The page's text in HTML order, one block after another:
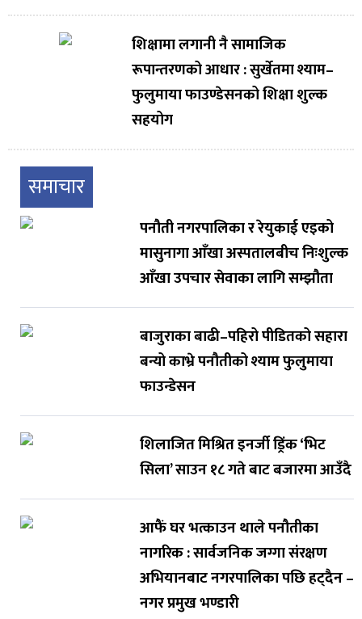
शिक्षामा लगानी नै सामाजिक
रूपान्तरणको आधार : सुर्खेतमा श्याम–
फुलुमाया फाउण्डेसनको शिक्षा शुल्क
सहयोग
समाचार
पनौती नगरपालिका र रेयुकाई एइको
मासुनागा आँखा अस्पतालबीच निःशुल्क
आँखा उपचार सेवाका लागि सम्झौता
बाजुराका बाढी–पहिरो पीडितको सहारा
बन्यो काभ्रे पनौतीको श्याम फुलुमाया
फाउन्डेसन
शिलाजित मिश्रित इनर्जी ड्रिंक ‘भिट
सिला’ साउन १८ गते बाट बजारमा आउँदै
आफैं घर भत्काउन थाले पनौतीका
नागरिक : सार्वजनिक जग्गा संरक्षण
अभियानबाट नगरपालिका पछि हट्दैन –
नगर प्रमुख भण्डारी